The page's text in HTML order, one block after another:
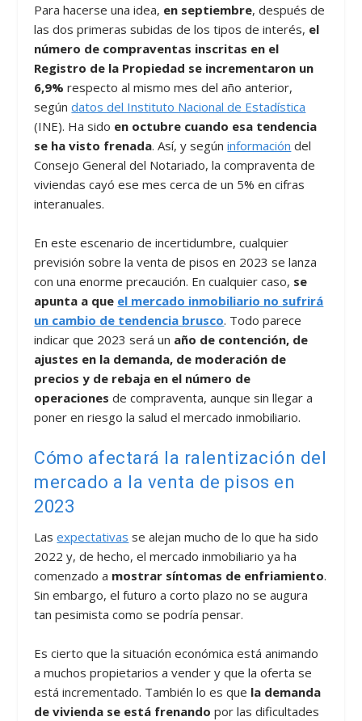
Para hacerse una idea, en septiembre, después de
las dos primeras subidas de los tipos de interés, el
número de compraventas inscritas en el
Registro de la Propiedad se incrementaron un
6,9% respecto al mismo mes del año anterior,
segúndatos del Instituto Nacional de Estadística
(INE). Ha sido en octubre cuando esa tendencia
se ha visto frenada. Así, y segúninformación del
Consejo General del Notariado, la compraventa de
viviendas cayó ese mes cerca de un 5% en cifras
interanuales.
En este escenario de incertidumbre, cualquier
previsión sobre la venta de pisos en 2023 se lanza
con una enorme precaución. En cualquier caso, se
apunta a que el mercado inmobiliario no sufrirá
un cambio de tendencia brusco. Todo parece
indicar que 2023 será un año de contención, de
ajustes en la demanda, de moderación de
precios y de rebaja en el número de
operaciones de compraventa, aunque sin llegar a
poner en riesgo la salud el mercado inmobiliario.
Cómo afectará la ralentización del
mercado a la venta de pisos en
2023
Lasexpectativas se alejan mucho de lo que ha sido
2022 y, de hecho, el mercado inmobiliario ya ha
comenzado a mostrar síntomas de enfriamiento.
Sin embargo, el futuro a corto plazo no se augura
tan pesimista como se podría pensar.
Es cierto que la situación económica está animando
a muchos propietarios a vender y que la oferta se
está incrementado. También lo es que la demanda
de vivienda se está frenando por las dificultades